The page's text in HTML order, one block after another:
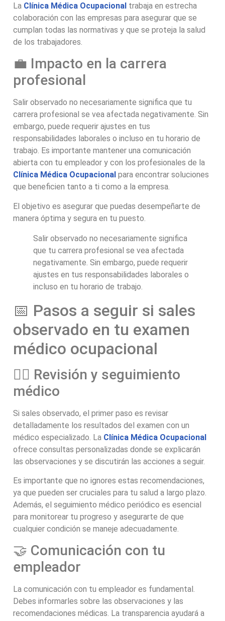
La Clínica Médica Ocupacional trabaja en estrecha
colaboración con las empresas para asegurar que se
cumplan todas las normativas y que se proteja la salud
de los trabajadores.
💼 Impacto en la carrera
profesional
Salir observado no necesariamente significa que tu
carrera profesional se vea afectada negativamente. Sin
embargo, puede requerir ajustes en tus
responsabilidades laborales o incluso en tu horario de
trabajo. Es importante mantener una comunicación
abierta con tu empleador y con los profesionales de la
Clínica Médica Ocupacional para encontrar soluciones
que beneficien tanto a ti como a la empresa.
El objetivo es asegurar que puedas desempeñarte de
manera óptima y segura en tu puesto.
Salir observado no necesariamente significa
que tu carrera profesional se vea afectada
negativamente. Sin embargo, puede requerir
ajustes en tus responsabilidades laborales o
incluso en tu horario de trabajo.
📅 Pasos a seguir si sales
observado en tu examen
médico ocupacional
👩‍⚕️ Revisión y seguimiento
médico
Si sales observado, el primer paso es revisar
detalladamente los resultados del examen con un
médico especializado. La Clínica Médica Ocupacional
ofrece consultas personalizadas donde se explicarán
las observaciones y se discutirán las acciones a seguir.
Es importante que no ignores estas recomendaciones,
ya que pueden ser cruciales para tu salud a largo plazo.
Además, el seguimiento médico periódico es esencial
para monitorear tu progreso y asegurarte de que
cualquier condición se maneje adecuadamente.
🤝 Comunicación con tu
empleador
La comunicación con tu empleador es fundamental.
Debes informarles sobre las observaciones y las
recomendaciones médicas. La transparencia ayudará a